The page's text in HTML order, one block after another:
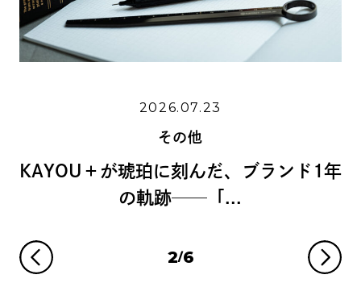
んだ、ブランド1年
リグラフィ
3/6